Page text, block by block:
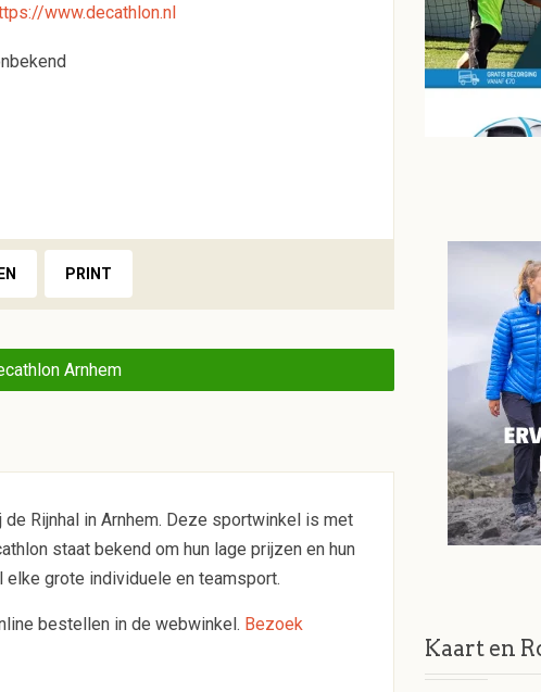
www.decathlon.nl
PRINT
Arnhem
Rijnhal in Arnhem. Deze sportwinkel is met
staat bekend om hun lage prijzen en hun
grote individuele en teamsport.
bestellen in de webwinkel. Bezoek
Kaart en